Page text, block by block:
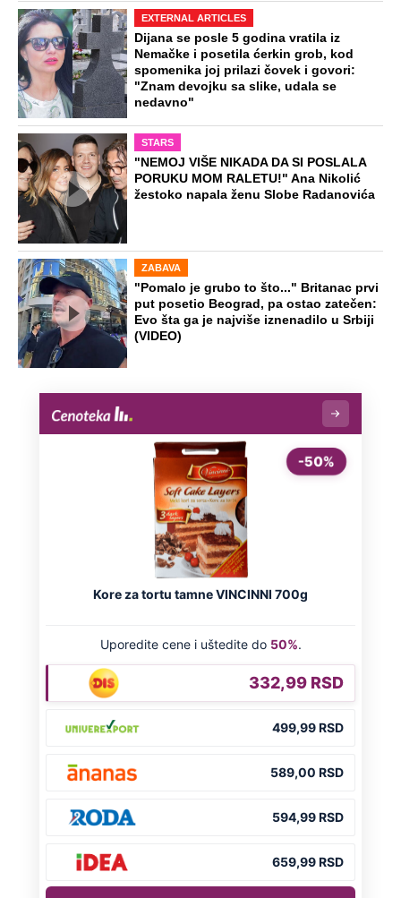
EXTERNAL ARTICLES
Dijana se posle 5 godina vratila iz
Nemačke i posetila ćerkin grob, kod
spomenika joj prilazi čovek i govori:
"Znam devojku sa slike, udala se
nedavno"
STARS
"NEMOJ VIŠE NIKADA DA SI POSLALA
PORUKU MOM RALETU!" Ana Nikolić
žestoko napala ženu Slobe Radanovića
ZABAVA
"Pomalo je grubo to što..." Britanac prvi
put posetio Beograd, pa ostao zatečen:
Evo šta ga je najviše iznenadilo u Srbiji
(VIDEO)